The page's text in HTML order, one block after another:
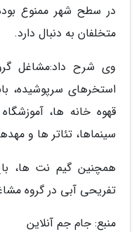
متخلفان به دنبال دارد.
وی شرح داد:مشاغل
استخرهای سرپوشیده،
قهوه خانه ها،
سینماها، تئاتر ها و
همچنین گیم نت ها،
تفریحی آبی در گروه
منبع: جام جم آنلاین